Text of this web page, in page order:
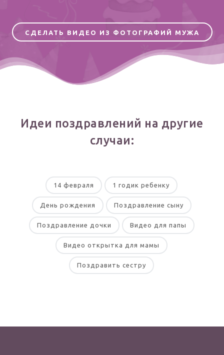
СДЕЛАТЬ ВИДЕО ИЗ ФОТОГРАФИЙ МУЖА
Идеи поздравлений на другие
случаи:
14 февраля 1 годик ребенку
День рождения Поздравление сыну
Поздравление дочки Видео для папы
Видео открытка для мамы
Поздравить сестру